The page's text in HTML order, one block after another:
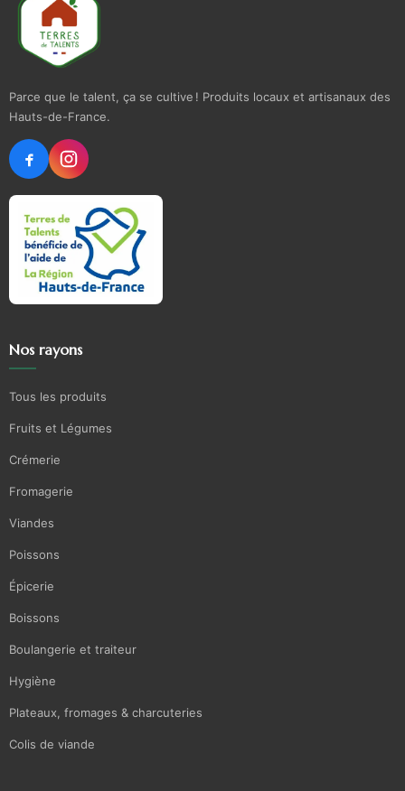
Parce que le talent, ça se cultive ! Produits locaux et artisanaux des
Hauts-de-France.
Nos rayons
Tous les produits
Fruits et Légumes
Crémerie
Fromagerie
Viandes
Poissons
Épicerie
Boissons
Boulangerie et traiteur
Hygiène
Plateaux, fromages & charcuteries
Colis de viande